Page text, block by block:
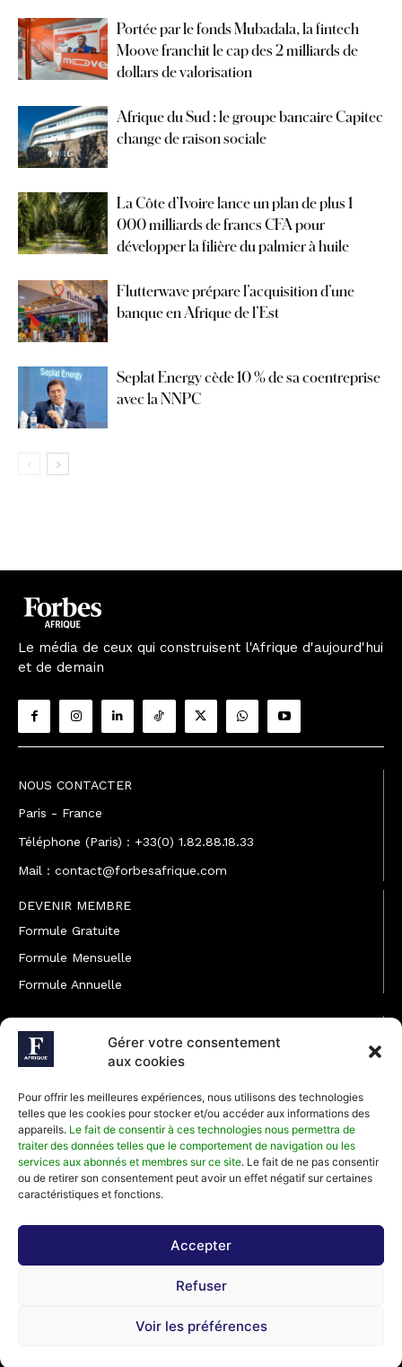
Gérer votre consentement
aux cookies
Pour offrir les meilleures expériences, nous utilisons des technologies
telles que les cookies pour stocker et/ou accéder aux informations des
appareils. Le fait de consentir à ces technologies nous permettra de
traiter des données telles que le comportement de navigation ou les
services aux abonnés et membres sur ce site. Le fait de ne pas consentir
ou de retirer son consentement peut avoir un effet négatif sur certaines
caractéristiques et fonctions.
Accepter
Refuser
Voir les préférences
Portée par le fonds Mubadala, la fintech
Moove franchit le cap des 2 milliards de
dollars de valorisation
Afrique du Sud : le groupe bancaire Capitec
change de raison sociale
La Côte d’Ivoire lance un plan de plus 1
000 milliards de francs CFA pour
développer la filière du palmier à huile
Flutterwave prépare l’acquisition d’une
banque en Afrique de l’Est
Seplat Energy cède 10 % de sa coentreprise
avec la NNPC
Le média de ceux qui construisent l'Afrique d'aujourd'hui
et de demain
NOUS CONTACTER
Paris - France
Téléphone (Paris) : +33(0) 1.82.88.18.33
Mail : contact@forbesafrique.com
DEVENIR MEMBRE
Formule Gratuite
Formule Mensuelle
Formule Annuelle
JOINDRE L'ÉQUIPE
Rédaction
Développement commercial
Communiquer avec Forbes Afrique
Média Kit 2026
Abonnez-vous à la newsletter de Forbes Afrique et recevez
régulièrement nos meilleurs articles